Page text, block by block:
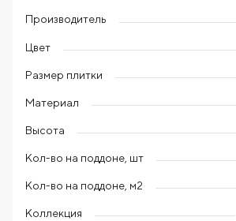
Производитель
Цвет
Размер плитки
Материал
Высота
Кол-во на поддоне, шт
Кол-во на поддоне, м2
Коллекция